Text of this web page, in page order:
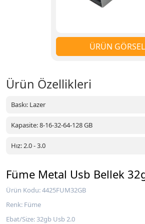
ÜRÜN
Ürün Özellikleri
Baskı: Lazer
Kapasite: 8-16-32-64-128 GB
Hız: 2.0 - 3.0
Füme Metal Usb Bellek
Ürün Kodu: 4425FUM32GB
Renk: Füme
Ebat/Size: 32gb Usb 2.0